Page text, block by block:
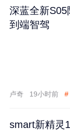
深蓝全新
到端智驾
卢奇 19小时前 #
smart新精灵